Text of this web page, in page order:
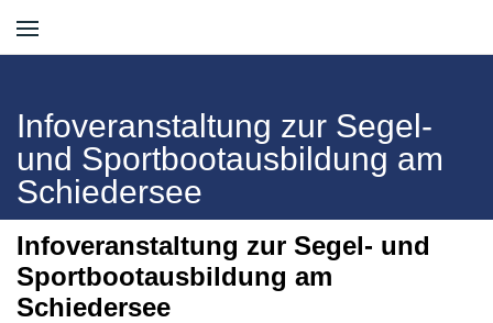
Infoveranstaltung zur Segel-
und Sportbootausbildung am
Schiedersee
Infoveranstaltung zur Segel- und
Sportbootausbildung am
Schiedersee